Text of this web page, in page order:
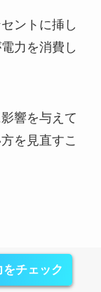
ントに挿し
力を消費し
響を与えて
を見直すこ
を高くして
チェック